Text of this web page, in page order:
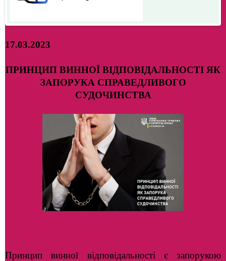
17.03.2023
ПРИНЦИП ВИННОЇ ВІДПОВІДАЛЬНОСТІ ЯК
ЗАПОРУКА СПРАВЕДЛИВОГО
СУДОЧИНСТВА
Принцип винної відповідальності є запорукою